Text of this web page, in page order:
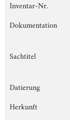
Inventar-Nr.
Dokumentation
Sachtitel
Datierung
Herkunft